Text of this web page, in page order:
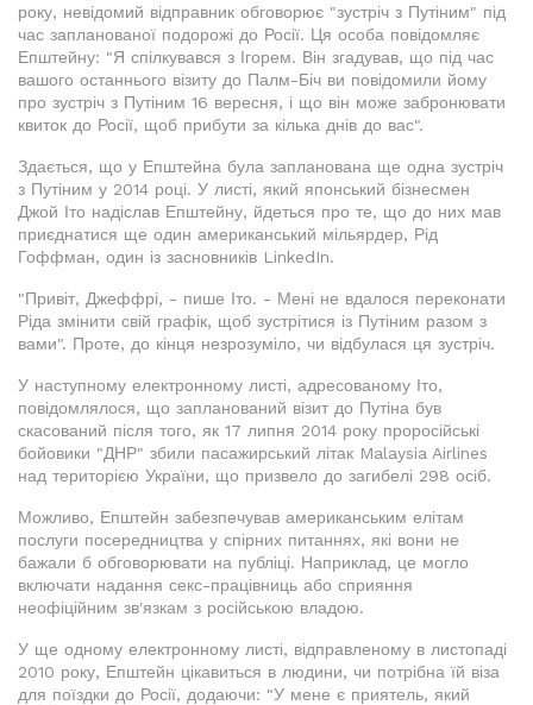
року, невідомий відправник обговорює "зустріч з Путіним" під
час запланованої подорожі до Росії. Ця особа повідомляє
Епштейну: "Я спілкувався з Ігорем. Він згадував, що під час
вашого останнього візиту до Палм-Біч ви повідомили йому
про зустріч з Путіним 16 вересня, і що він може забронювати
квиток до Росії, щоб прибути за кілька днів до вас".
Здається, що у Епштейна була запланована ще одна зустріч
з Путіним у 2014 році. У листі, який японський бізнесмен
Джой Іто надіслав Епштейну, йдеться про те, що до них мав
приєднатися ще один американський мільярдер, Рід
Гоффман, один із засновників LinkedIn.
"Привіт, Джеффрі, - пише Іто. - Мені не вдалося переконати
Ріда змінити свій графік, щоб зустрітися із Путіним разом з
вами". Проте, до кінця незрозуміло, чи відбулася ця зустріч.
У наступному електронному листі, адресованому Іто,
повідомлялося, що запланований візит до Путіна був
скасований після того, як 17 липня 2014 року проросійські
бойовики "ДНР" збили пасажирський літак Malaysia Airlines
над територією України, що призвело до загибелі 298 осіб.
Можливо, Епштейн забезпечував американським елітам
послуги посередництва у спірних питаннях, які вони не
бажали б обговорювати на публіці. Наприклад, це могло
включати надання секс-працівниць або сприяння
неофіційним зв'язкам з російською владою.
У ще одному електронному листі, відправленому в листопаді
2010 року, Епштейн цікавиться в людини, чи потрібна їй віза
для поїздки до Росії, додаючи: "У мене є приятель, який